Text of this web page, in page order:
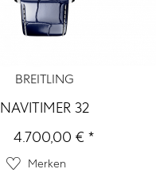
BREITLING
NAVITIMER 32
4.700,00 € *
Merken